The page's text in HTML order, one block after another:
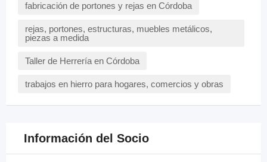
fabricación de portones y rejas en Córdoba
rejas, portones, estructuras, muebles metálicos,
piezas a medida
Taller de Herrería en Córdoba
trabajos en hierro para hogares, comercios y obras
Información del Socio